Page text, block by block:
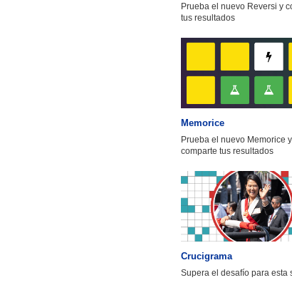
Prueba el nuevo Reversi y
tus resultados
Memorice
Prueba el nuevo Memorice y
comparte tus resultados
Crucigrama
Supera el desafío para esta